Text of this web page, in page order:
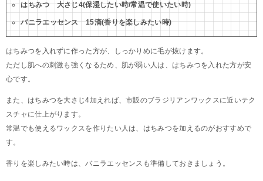
はちみつ 大さじ4(保湿したい時/常温で使いたい時)
バニラエッセンス 15滴(香りを楽しみたい時)
はちみつを入れずに作った方が、しっかりめに毛が抜けます。
ただし肌への刺激も強くなるため、肌が弱い人は、はちみつを入れた方が安
心です。
また、はちみつを大さじ4加えれば、市販のブラジリアンワックスに近いテク
スチャに仕上がります。
常温でも使えるワックスを作りたい人は、はちみつを加えるのがおすすめで
す。
香りを楽しみたい時は、バニラエッセンスも準備しておきましょう。